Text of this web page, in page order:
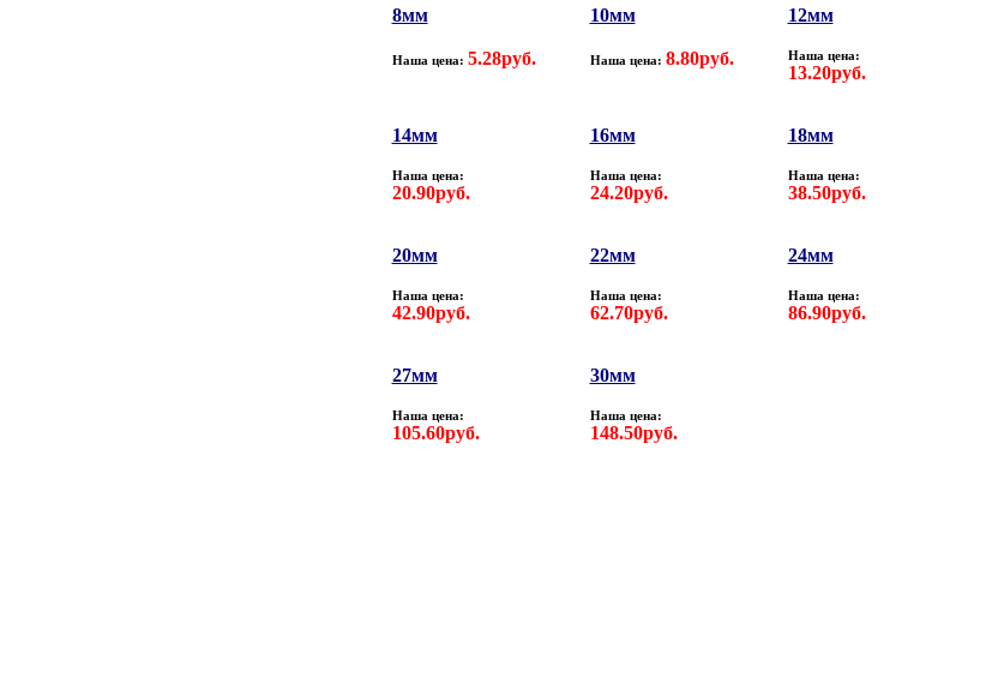
8мм
Наша цена: 5.28руб.
10мм
Наша цена: 8.80руб.
12мм
Наша цена:
13.20руб.
14мм
Наша цена:
20.90руб.
16мм
Наша цена:
24.20руб.
18мм
Наша цена:
38.50руб.
20мм
Наша цена:
42.90руб.
22мм
Наша цена:
62.70руб.
24мм
Наша цена:
86.90руб.
27мм
Наша цена:
105.60руб.
30мм
Наша цена:
148.50руб.